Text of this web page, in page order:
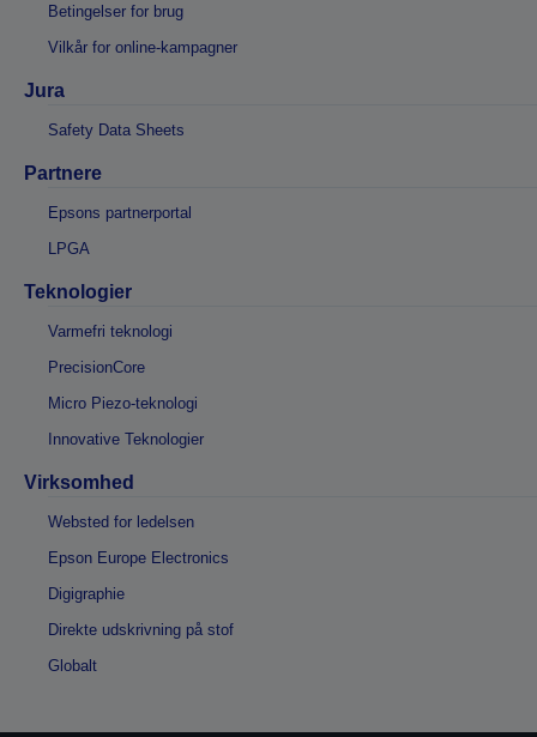
Betingelser for brug
Vilkår for online-kampagner
Jura
Safety Data Sheets
Partnere
Epsons partnerportal
LPGA
Teknologier
Varmefri teknologi
PrecisionCore
Micro Piezo-teknologi
Innovative Teknologier
Virksomhed
Websted for ledelsen
Epson Europe Electronics
Digigraphie
Direkte udskrivning på stof
Globalt